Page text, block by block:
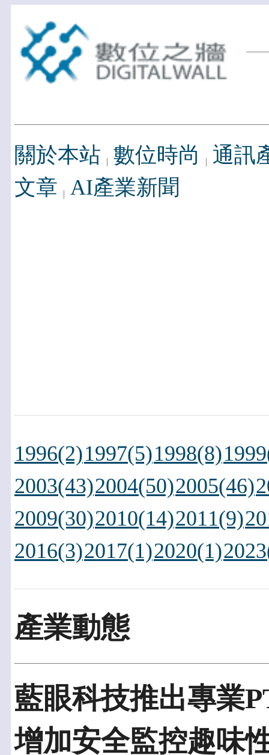
關於本站 數位時尚
通訊
文章 AI產業新聞
1996(2)1997(5)1998(8)
2003(43)2004(50)2005(46)
2009(30)2010(14)2011(9)
2016(3)2017(1)2020(1)
產業動態
藍眼科技推出專業
增加安全監控趣味